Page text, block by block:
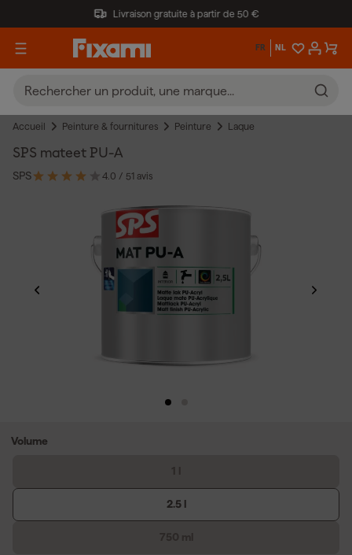
Livraison gratuite à partir de 50 €
FR NL
Accueil Peinture & fournitures Peinture Laque
SPS mateet PU-A
SPS 4.0 / 51 avis
Volume
2.5 l